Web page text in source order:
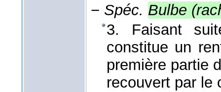
− Spéc. Bulbe
3. Faisant
constitue un
première partie
recouvert par le